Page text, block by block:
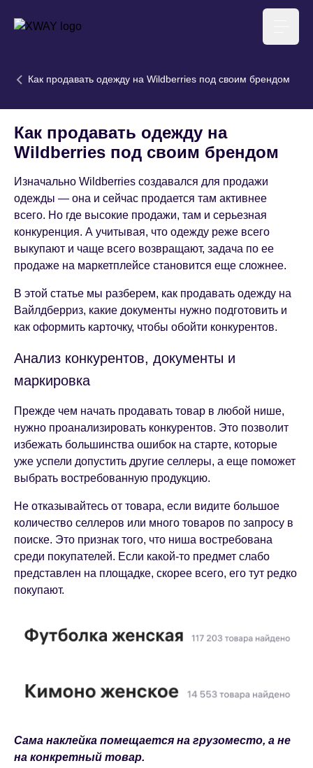
XWAY агентство
Как продавать одежду на Wildberries под своим брендом
Как продавать одежду на
Wildberries под своим брендом
Изначально Wildberries создавался для продажи
одежды — она и сейчас продается там активнее
всего. Но где высокие продажи, там и серьезная
конкуренция. А учитывая, что одежду реже всего
выкупают и чаще всего возвращают, задача по ее
продаже на маркетплейсе становится еще сложнее.
В этой статье мы разберем, как продавать одежду на
Вайлдберриз, какие документы нужно подготовить и
как оформить карточку, чтобы обойти конкурентов.
Анализ конкурентов, документы и
маркировка
Прежде чем начать продавать товар в любой нише,
нужно проанализировать конкурентов. Это позволит
избежать большинства ошибок на старте, которые
уже успели допустить другие селлеры, а еще поможет
выбрать востребованную продукцию.
Не отказывайтесь от товара, если видите большое
количество селлеров или много товаров по запросу в
поиске. Это признак того, что ниша востребована
среди покупателей. Если какой-то предмет слабо
представлен на площадке, скорее всего, его тут редко
покупают.
Сама наклейка помещается на грузоместо, а не
на конкретный товар.